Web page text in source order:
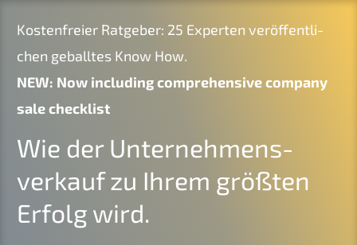
Kosten­frei­er Ratge­ber: 25 Exper­ten veröf­fent­li­
chen geball­tes Know How.
NEW: Now inclu­ding compre­hen­si­ve compa­ny
sale checklist
Wie der Unter­nehmens­
verkauf zu Ihrem größten
Erfolg wird.